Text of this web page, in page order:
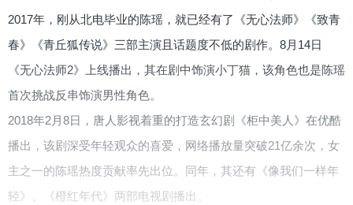
2017年，刚从北电毕业的陈瑶，就已经有了《无心法师》《致青
春》《青丘狐传说》三部主演且话题度不低的剧作。8月14日
《无心法师2》上线播出，其在剧中饰演小丁猫，该角色也是陈瑶
首次挑战反串饰演男性角色。
2018年2月8日，唐人影视着重的打造玄幻剧《柜中美人》在优酷
播出，该剧深受年轻观众的喜爱，网络播放量突破21亿余次，女
主之一的陈瑶热度贡献率先出位。同年，其还有《像我们一样年
轻》、《橙红年代》两部电视剧播出。